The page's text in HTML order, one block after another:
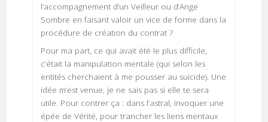
l’accompagnement d’un Veilleur ou d’Ange
Sombre en faisant valoir un vice de forme dans la
procédure de création du contrat ?
Pour ma part, ce qui avait été le plus difficile,
c’était la manipulation mentale (qui selon les
entités cherchaient à me pousser au suicide). Une
idée m’est venue, je ne sais pas si elle te sera
utile. Pour contrer ça : dans l’astral, invoquer une
épée de Vérité, pour trancher les liens mentaux